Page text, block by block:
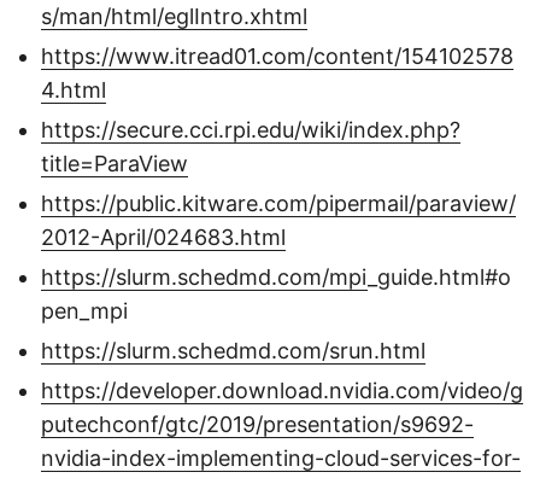
s/man/html/eglIntro.xhtml
https://www.itread01.com/content/154102578
4.html
https://secure.cci.rpi.edu/wiki/index.php?
title=ParaView
https://public.kitware.com/pipermail/paraview/
2012-April/024683.html
https://slurm.schedmd.com/mpi _guide.html#o
pen_mpi
https://slurm.schedmd.com/srun.html
https://developer.download.nvidia.com/video/g
putechconf/gtc/2019/presentation/s9692-
nvidia-index-implementing-cloud-services-for-